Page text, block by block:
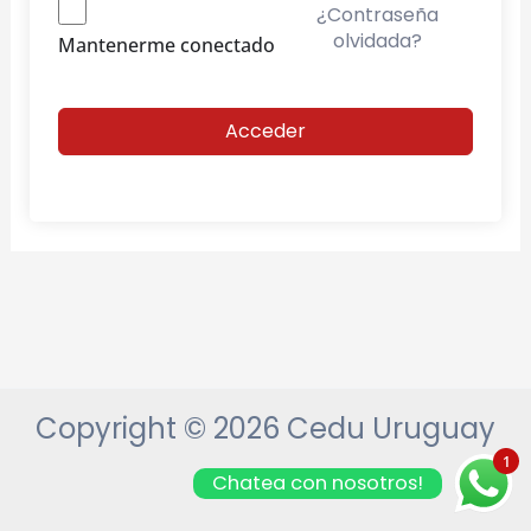
Mantenerme conectado
¿Contraseña
olvidada?
Acceder
Copyright © 2026 Cedu Uruguay
1
Chatea con nosotros!